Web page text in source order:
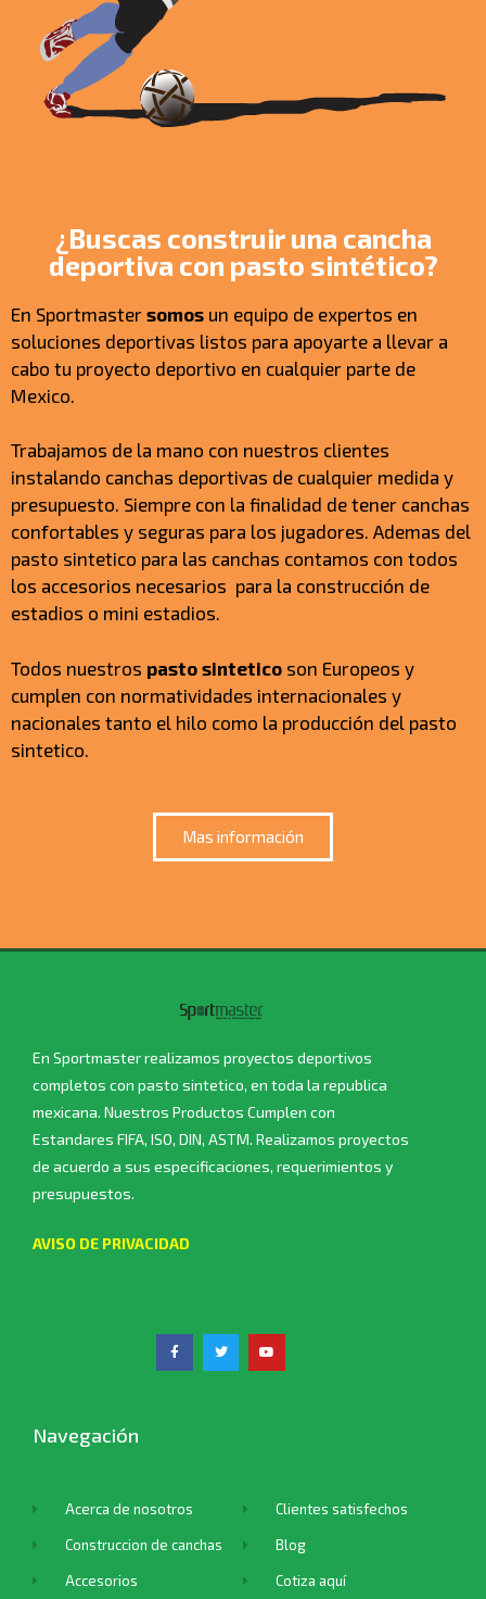
¿Buscas construir una cancha
deportiva con pasto sintético?
En Sportmaster somos un equipo de expertos en
soluciones deportivas listos para apoyarte a llevar a
cabo tu proyecto deportivo en cualquier parte de
Mexico.
Trabajamos de la mano con nuestros clientes
instalando canchas deportivas de cualquier medida y
presupuesto. Siempre con la finalidad de tener canchas
confortables y seguras para los jugadores. Ademas del
pasto sintetico para las canchas contamos con todos
los accesorios necesarios para la construcción de
estadios o mini estadios.
Todos nuestros pasto sintetico son Europeos y
cumplen con normatividades internacionales y
nacionales tanto el hilo como la producción del pasto
sintetico.
Mas información
En Sportmaster realizamos proyectos deportivos
completos con pasto sintetico, en toda la republica
mexicana. Nuestros Productos Cumplen con
Estandares FIFA, ISO, DIN, ASTM. Realizamos proyectos
de acuerdo a sus especificaciones, requerimientos y
presupuestos.
AVISO DE PRIVACIDAD
Navegación
Acerca de nosotros
Construccion de canchas
Accesorios
Clientes satisfechos
Blog
Cotiza aquí